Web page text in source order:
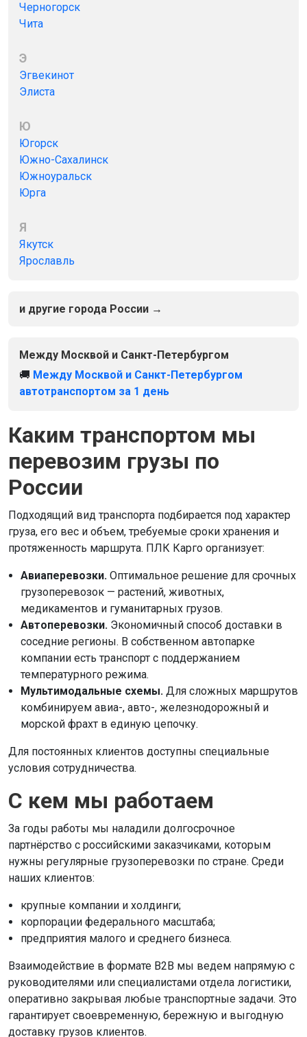
Черногорск
Чита
Э
Эгвекинот
Элиста
Ю
Югорск
Южно-Сахалинск
Южноуральск
Юрга
Я
Якутск
Ярославль
и другие города России →
Между Москвой и Санкт-Петербургом
🚚 Между Москвой и Санкт-Петербургом
автотранспортом за 1 день
Каким транспортом мы
перевозим грузы по
России
Подходящий вид транспорта подбирается под характер
груза, его вес и объем, требуемые сроки хранения и
протяженность маршрута. ПЛК Карго организует:
Авиаперевозки. Оптимальное решение для срочных
грузоперевозок — растений, животных,
медикаментов и гуманитарных грузов.
Автоперевозки. Экономичный способ доставки в
соседние регионы. В собственном автопарке
компании есть транспорт с поддержанием
температурного режима.
Мультимодальные схемы. Для сложных маршрутов
комбинируем авиа-, авто-, железнодорожный и
морской фрахт в единую цепочку.
Для постоянных клиентов доступны специальные
условия сотрудничества.
С кем мы работаем
За годы работы мы наладили долгосрочное
партнёрство с российскими заказчиками, которым
нужны регулярные грузоперевозки по стране. Среди
наших клиентов:
крупные компании и холдинги;
корпорации федерального масштаба;
предприятия малого и среднего бизнеса.
Взаимодействие в формате B2B мы ведем напрямую с
руководителями или специалистами отдела логистики,
оперативно закрывая любые транспортные задачи. Это
гарантирует своевременную, бережную и выгодную
доставку грузов клиентов.